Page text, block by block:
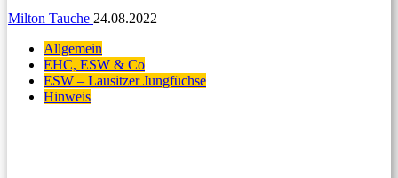
Milton Tauche 24.08.2022
Allgemein
EHC, ESW & Co
ESW – Lausitzer Jungfüchse
Hinweis